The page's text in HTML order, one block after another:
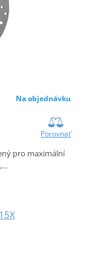
Na objednávku
Porovnať
pro maximální